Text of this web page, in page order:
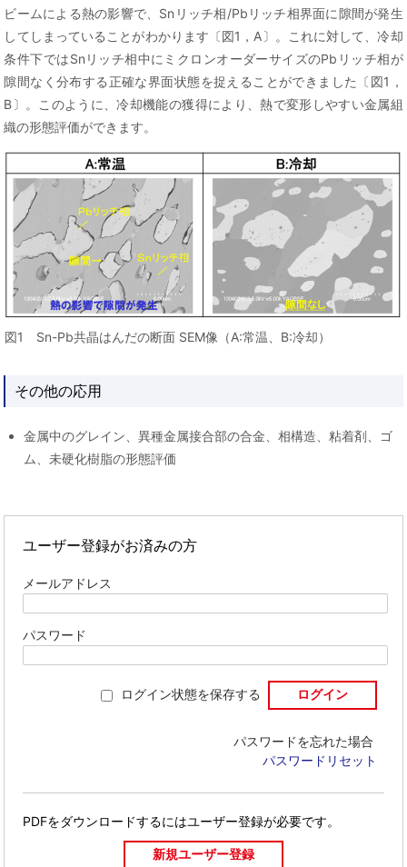
ビームによる熱の影響で、Snリッチ相/Pbリッチ相界面に隙間が発生
してしまっていることがわかります〔図1，A〕。これに対して、冷却
条件下ではSnリッチ相中にミクロンオーダーサイズのPbリッチ相が
隙間なく分布する正確な界面状態を捉えることができました〔図1，
B〕。このように、冷却機能の獲得により、熱で変形しやすい金属組
織の形態評価ができます。
図1 Sn-Pb共晶はんだの断面 SEM像（A:常温、B:冷却）
その他の応用
金属中のグレイン、異種金属接合部の合金、相構造、粘着剤、ゴ
ム、未硬化樹脂の形態評価
ユーザー登録がお済みの方
メールアドレス
パスワード
ログイン状態を保存する
パスワードを忘れた場合
パスワードリセット
PDFをダウンロードするにはユーザー登録が必要です。